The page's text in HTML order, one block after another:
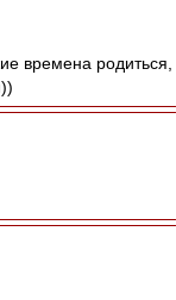
времена родиться,